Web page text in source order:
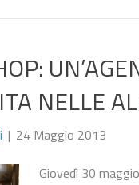
NELLE
| 24 Maggio 2013
Giovedì 30